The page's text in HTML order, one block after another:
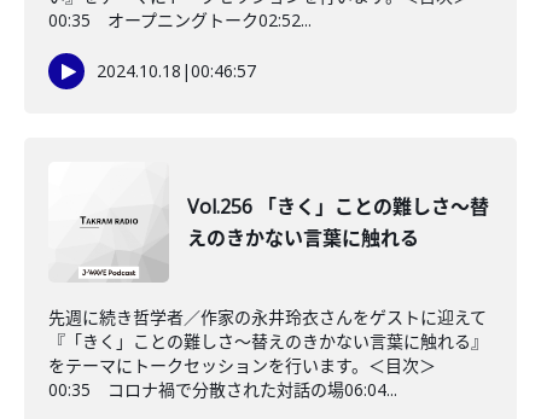
00:35 オープニングトーク02:52...
2024.10.18 |00:46:57
Vol.256 「きく」ことの難しさ～替
えのきかない言葉に触れる
先週に続き哲学者／作家の永井玲衣さんをゲストに迎えて
『「きく」ことの難しさ～替えのきかない言葉に触れる』
をテーマにトークセッションを行います。＜目次＞
00:35 コロナ禍で分散された対話の場06:04...